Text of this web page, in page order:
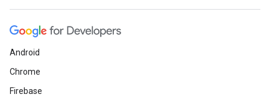
Android
Chrome
Firebase